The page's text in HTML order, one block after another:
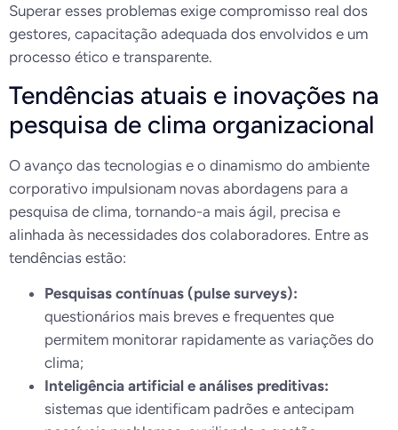
Superar esses problemas exige compromisso real dos
gestores, capacitação adequada dos envolvidos e um
processo ético e transparente.
Tendências atuais e inovações na
pesquisa de clima organizacional
O avanço das tecnologias e o dinamismo do ambiente
corporativo impulsionam novas abordagens para a
pesquisa de clima, tornando-a mais ágil, precisa e
alinhada às necessidades dos colaboradores. Entre as
tendências estão:
Pesquisas contínuas (pulse surveys):
questionários mais breves e frequentes que
permitem monitorar rapidamente as variações do
clima;
Inteligência artificial e análises preditivas:
sistemas que identificam padrões e antecipam